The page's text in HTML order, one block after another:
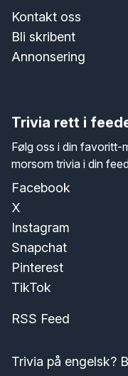
Kontakt oss
Bli skribent
Annonsering
Trivia rett i
Følg oss i din favoritt-
morsom trivia i din
Facebook
X
Instagram
Snapchat
Pinterest
TikTok
RSS Feed
Trivia på engelsk?